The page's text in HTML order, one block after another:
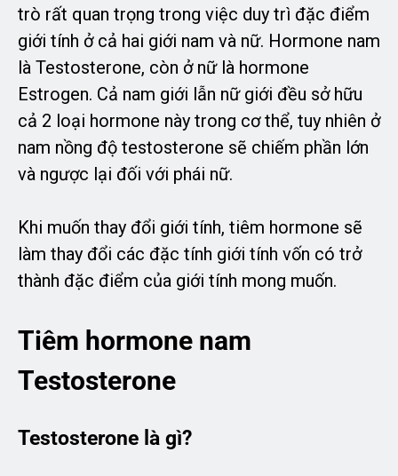
trò rất quan trọng trong việc duy trì đặc điểm
giới tính ở cả hai giới nam và nữ. Hormone nam
là Testosterone, còn ở nữ là hormone
Estrogen. Cả nam giới lẫn nữ giới đều sở hữu
cả 2 loại hormone này trong cơ thể, tuy nhiên ở
nam nồng độ testosterone sẽ chiếm phần lớn
và ngược lại đối với phái nữ.
Khi muốn thay đổi giới tính, tiêm hormone sẽ
làm thay đổi các đặc tính giới tính vốn có trở
thành đặc điểm của giới tính mong muốn.
Tiêm hormone nam
Testosterone
Testosterone là gì?